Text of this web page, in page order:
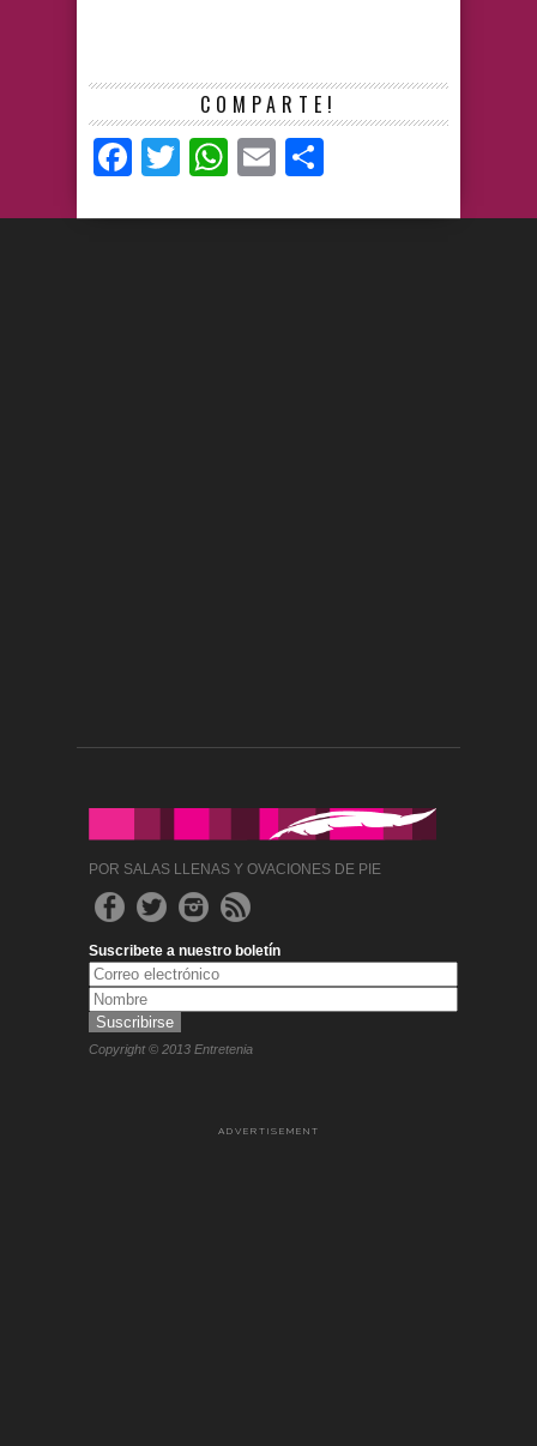
COMPARTE!
Facebook
TwitterWhatsApp
Email
POR SALAS LLENAS Y OVACIONES DE PIE
Suscribete a nuestro boletín
Copyright © 2013 Entretenia
ADVERTISEMENT